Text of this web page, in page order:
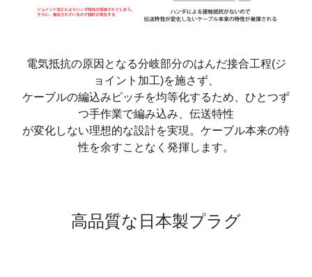
電気抵抗の原因となる分岐部分のはんだ接合工程(ジ
ョイント加工)を施さず、
ケーブルの編込みピッチを均等化するため、ひとつず
つ手作業で編み込み、伝送特性
が変化しない理想的な設計を実現。ケーブル本来の特
性を余すことなく発揮します。
高品質な日本製プラグ